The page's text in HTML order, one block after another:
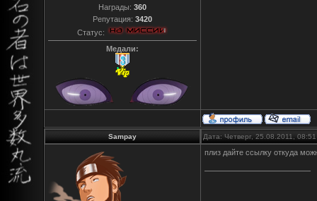
Награды: 360
Репутация: 3420
Статус:
Медали:
Sampay Дата: Четверг, 25.08.2011,
плиз дайте ссылку откуда